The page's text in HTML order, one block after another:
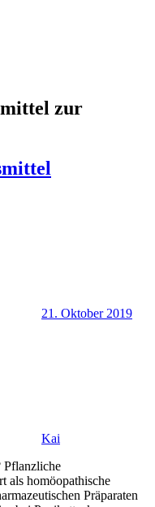
zur
21. Oktober 2019
Kai
Pflanzliche
als homöopathische
Präparaten